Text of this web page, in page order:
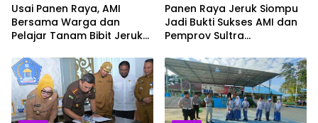
Usai Panen Raya, AMI
Bersama Warga dan
Pelajar Tanam Bibit Jeruk
Biwinapada
Panen Raya Jeruk Siompu
Jadi Bukti Sukses AMI dan
Pemprov Sultra
Endemik